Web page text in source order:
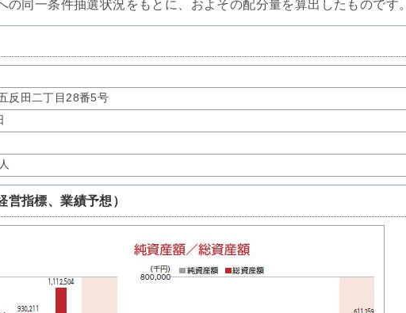
同一条件抽選状況をもとに、およその配分量を算出したものです。
反田二丁目28番5号
指標、業績予想）